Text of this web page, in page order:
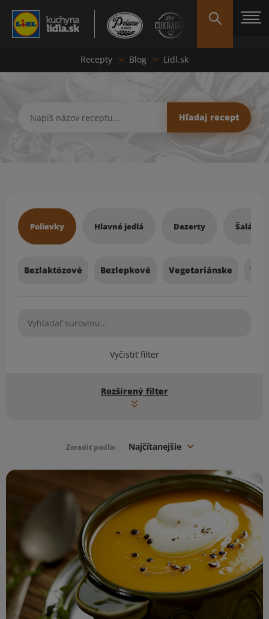
Recepty Blog Lidl.sk
Hľadaj recept
Recepty
Polievky Hlavné jedlá Dezerty Šaláty
Bezlaktózové Bezlepkové Vegetariánske
Vyčistiť filter
Rozšírený filter
Zoradiť podľa: Najčítanejšie
Zoznam receptov